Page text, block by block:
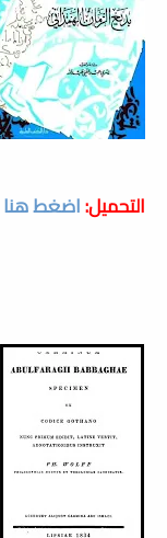
التحميل:اضغط هنا